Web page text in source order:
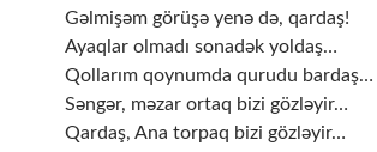
Gəlmişəm görüşə yenə də, qardaş!
Ayaqlar olmadı sonadək yoldaş…
Qollarım qoynumda qurudu bardaş…
Səngər, məzar ortaq bizi gözləyir…
Qardaş, Ana torpaq bizi gözləyir…